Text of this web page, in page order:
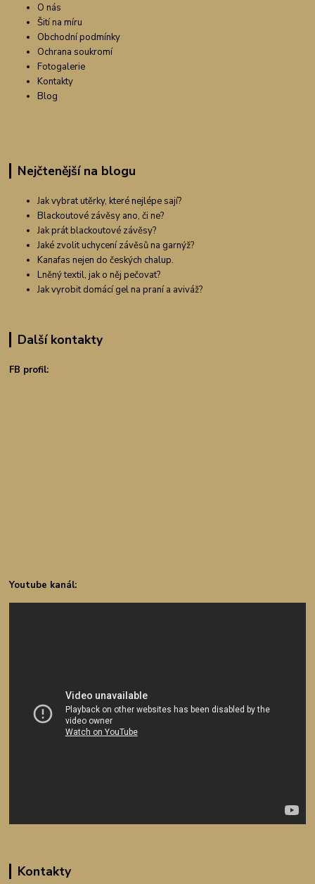
O nás
Šití na míru
Obchodní podmínky
Ochrana soukromí
Fotogalerie
Kontakty
Blog
Nejčtenější na blogu
Jak vybrat utěrky, které nejlépe sají?
Blackoutové závěsy ano, či ne?
Jak prát blackoutové závěsy?
Jaké zvolit uchycení závěsů na garnýž?
Kanafas nejen do českých chalup.
Lněný textil, jak o něj pečovat?
Jak vyrobit domácí gel na praní a aviváž?
Další kontakty
FB profil:
Youtube kanál:
Kontakty